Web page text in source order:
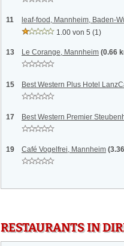
11 leaf-food, Mannheim, Baden-
1.00 von 5 (1)
13 Le Corange, Mannheim (0.66
15 Best Western Plus Hotel
17 Best Western Premier
19 Café Vogelfrei, Mannheim
RESTAURANTS IN